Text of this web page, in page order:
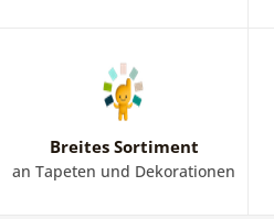
Breites Sortiment
an Tapeten und Dekorationen